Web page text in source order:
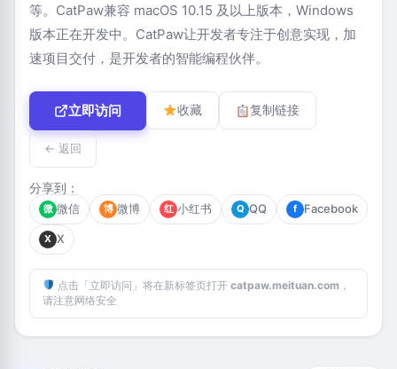
等。CatPaw兼容 macOS 10.15 及以上版本，Windows
版本正在开发中。CatPaw让开发者专注于创意实现，加
速项目交付，是开发者的智能编程伙伴。
立即访问 收藏 复制链接
← 返回
分享到：
微 微信 博 微博 红 小红书 Q QQ f Facebook
X X
点击「立即访问」将在新标签页打开 catpaw.meituan.com ，
请注意网络安全